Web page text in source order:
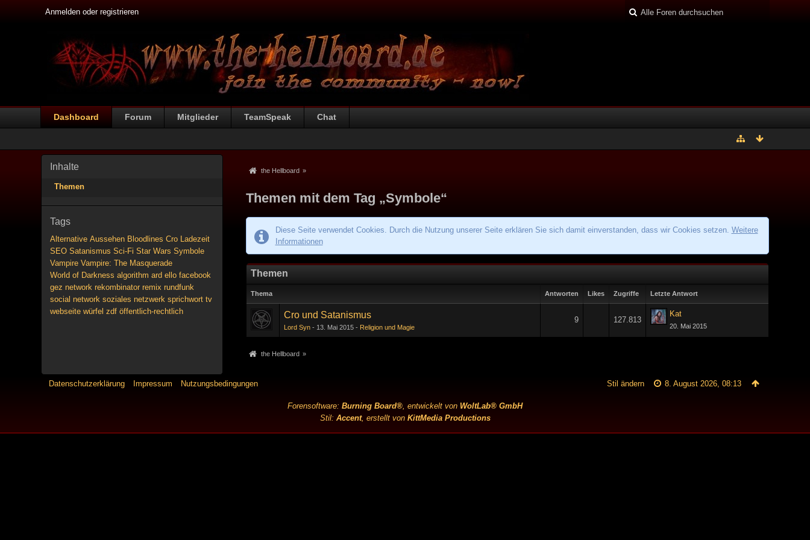
Anmelden oder registrieren
Dashboard Forum Mitglieder TeamSpeak Chat
Inhalte
Themen
Tags
Alternative Aussehen Bloodlines Cro Ladezeit
SEO Satanismus Sci-Fi Star Wars Symbole
Vampire Vampire: The Masquerade
World of Darkness algorithm ard ello facebook
gez network rekombinator remix rundfunk
social network soziales netzwerk sprichwort tv
webseite würfel zdf öffentlich-rechtlich
the Hellboard »
Themen mit dem Tag „Symbole“
Diese Seite verwendet Cookies. Durch die Nutzung unserer Seite erklären Sie sich damit einverstanden, dass wir Cookies setzen. Weitere
Informationen
Themen
Thema Antworten Likes Zugriffe Letzte Antwort
Cro und Satanismus
Lord Syn 13. Mai 2015 Religion und Magie
9 127.813
Kat
20. Mai 2015
the Hellboard »
Datenschutzerklärung Impressum Nutzungsbedingungen 8. August 2026, 08:13
Stil ändern
Forensoftware: Burning Board®, entwickelt von WoltLab® GmbH
Stil: Accent, erstellt von KittMedia Productions